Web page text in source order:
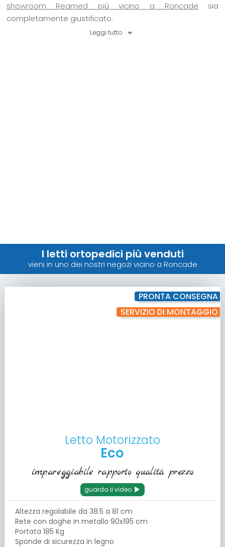
showroom Reamed più vicino a Roncade sia
completamente giustificato.
Leggi tutto
I letti ortopedici più venduti
vieni in uno dei nostri negozi vicino a Roncade
PRONTA CONSEGNA
SERVIZIO DI MONTAGGIO
Letto Motorizzato
Eco
impareggiabile rapporto qualità prezzo
guarda il video
Altezza regolabile da 38.5 a 81 cm
Rete con doghe in metallo 90x195 cm
Portata 185 Kg
Sponde di sicurezza in legno